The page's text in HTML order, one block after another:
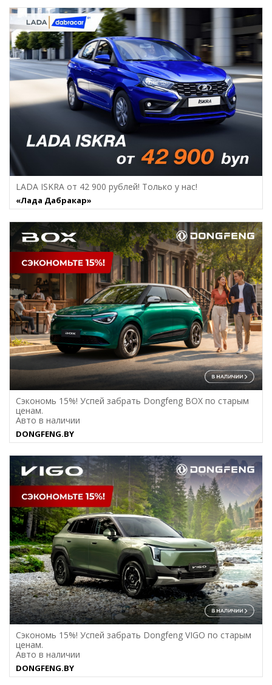
LADA ISKRA от 42 900 рублей! Только у нас!
«Лада Дабракар»
Сэкономь 15%! Успей забрать Dongfeng BOX по старым
ценам.
Авто в наличии
DONGFENG.BY
Сэкономь 15%! Успей забрать Dongfeng VIGO по старым
ценам.
Авто в наличии
DONGFENG.BY